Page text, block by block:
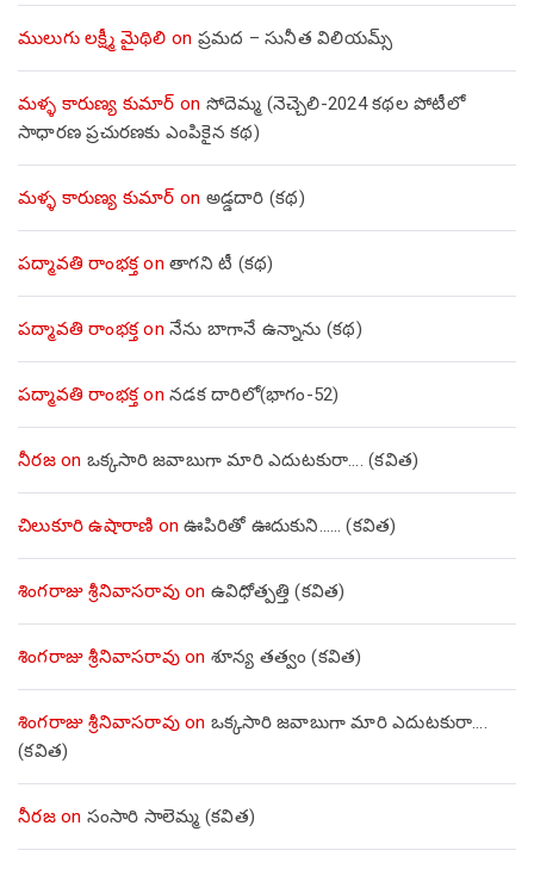
ములుగు లక్ష్మీ మైథిలి on ప్రమద – సునీత విలియమ్స్
మళ్ళ కారుణ్య కుమార్ on సోదెమ్మ (నెచ్చెలి-2024 కథల పోటీలో
సాధారణ ప్రచురణకు ఎంపికైన కథ)
మళ్ళ కారుణ్య కుమార్ on అడ్డదారి (కథ)
పద్మావతి రాంభక్తon తాగని టీ (కథ)
పద్మావతి రాంభక్తon నేను బాగానే ఉన్నాను (క‌థ‌)
పద్మావతి రాంభక్తon నడక దారిలో(భాగం-52)
నీరజon ఒక్కసారి జవాబుగా మారి ఎదుటకురా…. (కవిత)
చిలుకూరి ఉషారాణి onఊపిరితో ఊదుకుని…… (కవిత)
శింగరాజు శ్రీనివాసరావుon ఉవిధోత్పత్తి (కవిత)
శింగరాజు శ్రీనివాసరావుon శూన్య తత్వం (కవిత)
శింగరాజు శ్రీనివాసరావుon ఒక్కసారి జవాబుగా మారి ఎదుటకురా….
(కవిత)
నీరజon సంసారి సాలెమ్మ (కవిత)